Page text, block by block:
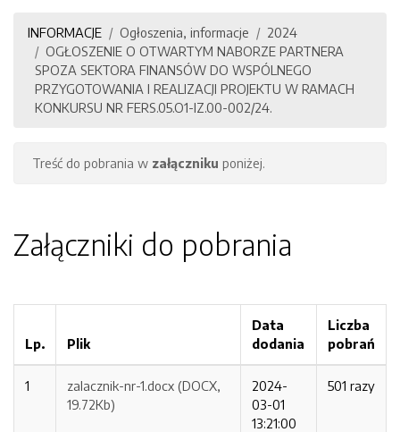
INFORMACJE Ogłoszenia, informacje
2024
OGŁOSZENIE O OTWARTYM NABORZE PARTNERA
SPOZA SEKTORA FINANSÓW DO WSPÓLNEGO
PRZYGOTOWANIA I REALIZACJI PROJEKTU W RAMACH
KONKURSU NR FERS.05.O1-IZ.00-002/24.
Treść do pobrania w załączniku poniżej.
Załączniki do pobrania
Lp. Plik
Data
dodania
Liczba
pobrań
1
zalacznik-nr-1.docx (DOCX,
19.72Kb)
2024-
03-01
13:21:00
501 razy